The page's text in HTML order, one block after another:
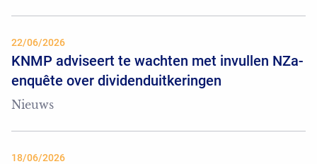
22/06/2026
KNMP adviseert te wachten met invullen NZa-
enquête over dividenduitkeringen
Nieuws
18/06/2026